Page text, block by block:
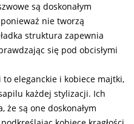
są doskonałym
nie tworzą
struktura zapewnia
się pod obcisłymi
eleganckie i kobiece majtki,
każdej stylizacji. Ich
że są one doskonałym